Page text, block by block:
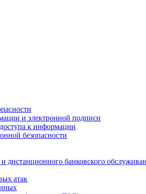
и электронной подписи
к информации
безопасности
дистанционного банковского
атак